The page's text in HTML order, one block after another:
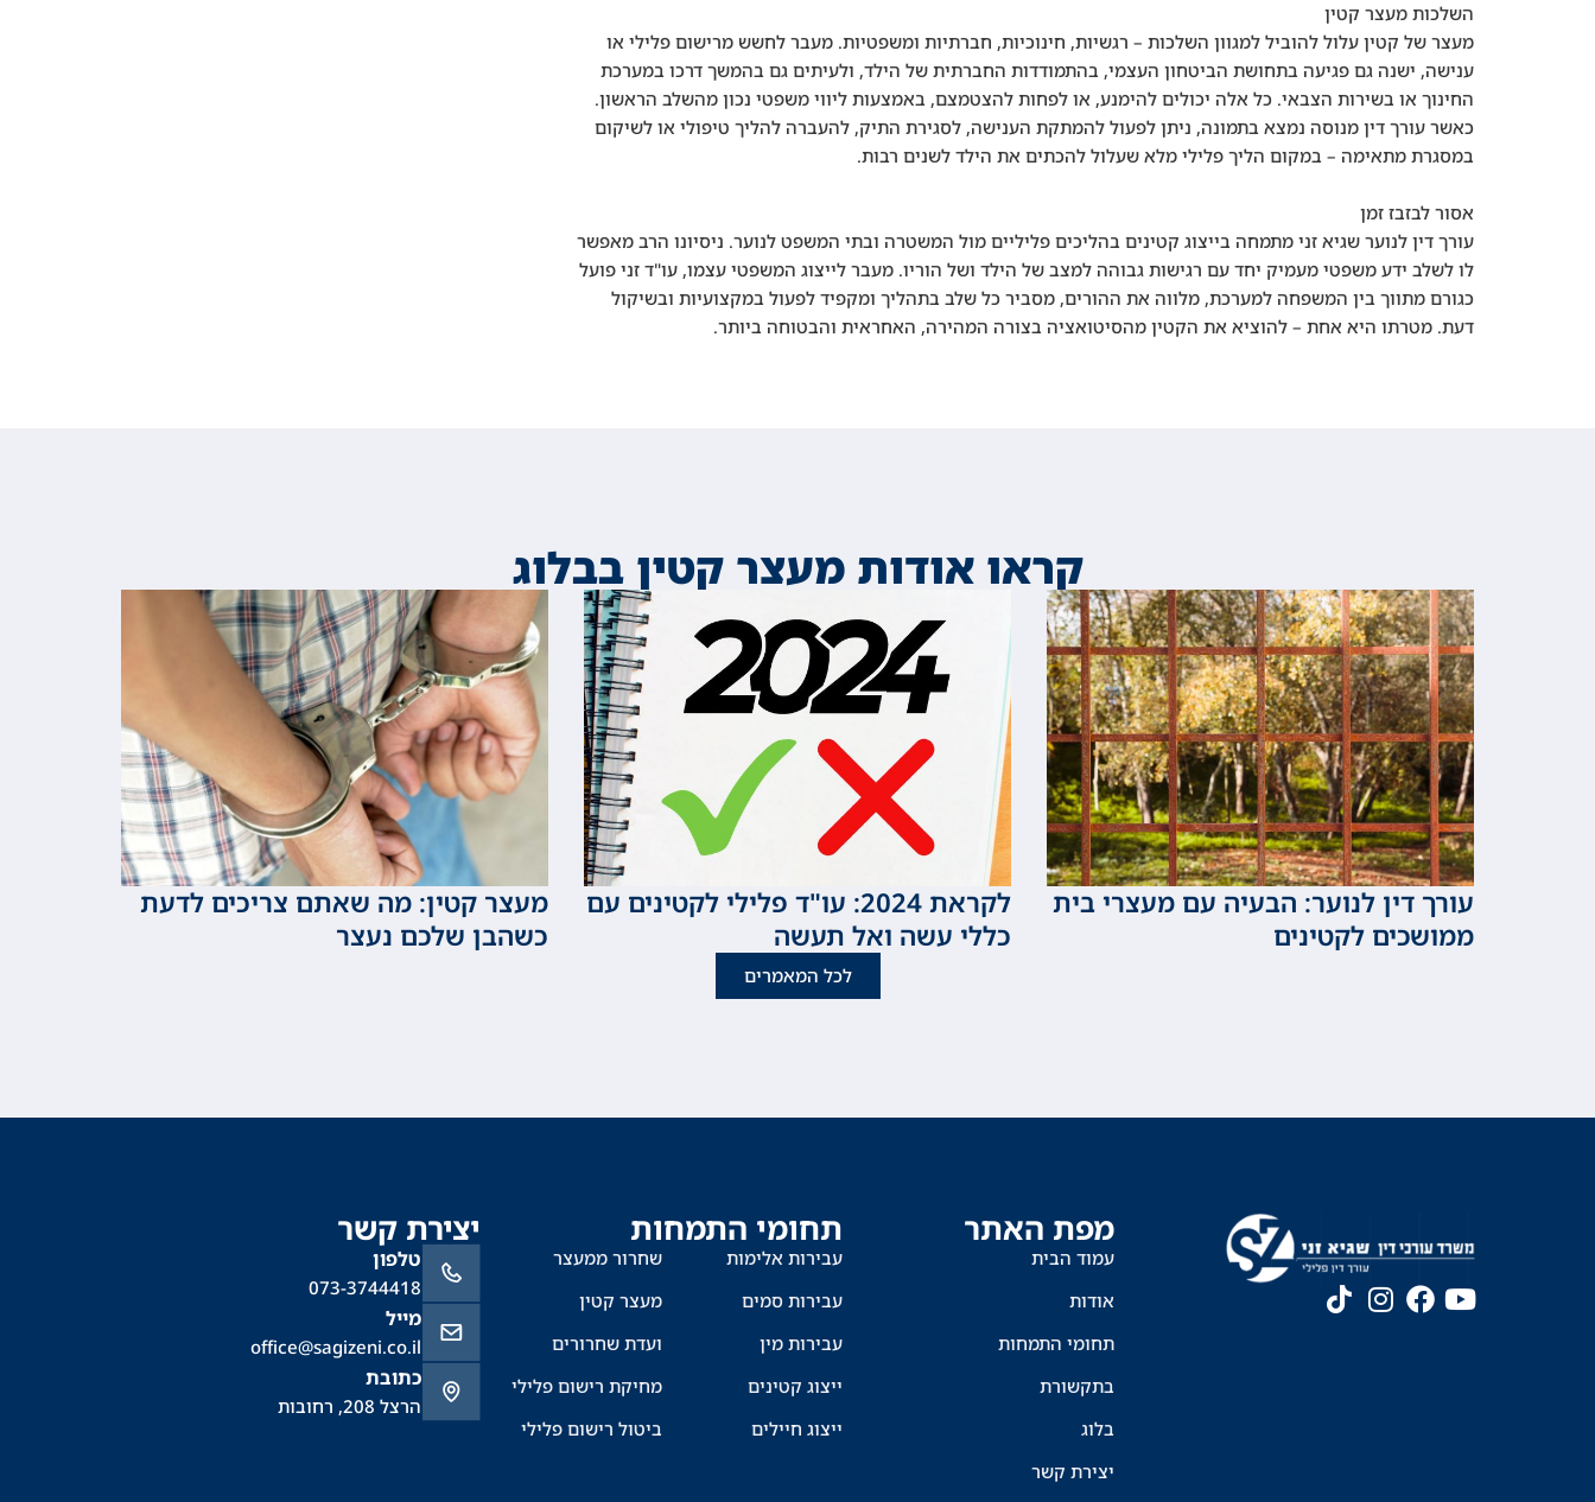
השלכות מעצר קטין
מעצר של קטין עלול להוביל למגוון השלכות – רגשיות, חינוכיות, חברתיות ומשפטיות. מעבר לחשש מרישום פלילי או
ענישה, ישנה גם פגיעה בתחושת הביטחון העצמי, בהתמודדות החברתית של הילד, ולעיתים גם בהמשך דרכו במערכת
החינוך או בשירות הצבאי. כל אלה יכולים להימנע, או לפחות להצטמצם, באמצעות ליווי משפטי נכון מהשלב הראשון.
כאשר עורך דין מנוסה נמצא בתמונה, ניתן לפעול להמתקת הענישה, לסגירת התיק, להעברה להליך טיפולי או לשיקום
במסגרת מתאימה – במקום הליך פלילי מלא שעלול להכתים את הילד לשנים רבות.
אסור לבזבז זמן
עורך דין לנוער שגיא זני מתמחה בייצוג קטינים בהליכים פליליים מול המשטרה ובתי המשפט לנוער. ניסיונו הרב מאפשר
לו לשלב ידע משפטי מעמיק יחד עם רגישות גבוהה למצב של הילד ושל הוריו. מעבר לייצוג המשפטי עצמו, עו"ד זני פועל
כגורם מתווך בין המשפחה למערכת, מלווה את ההורים, מסביר כל שלב בתהליך ומקפיד לפעול במקצועיות ובשיקול
דעת. מטרתו היא אחת – להוציא את הקטין מהסיטואציה בצורה המהירה, האחראית והבטוחה ביותר.
קראו אודות מעצר קטין בבלוג
עורך דין לנוער: הבעיה עם מעצרי בית
ממושכים לקטינים
לקראת 2024: עו"ד פלילי לקטינים עם
כללי עשה ואל תעשה
מעצר קטין: מה שאתם צריכים לדעת
כשהבן שלכם נעצר
לכל המאמרים
מפת האתר
עמוד הבית
אודות
תחומי התמחות
בתקשורת
בלוג
יצירת קשר
תחומי התמחות
עבירות אלימות
עבירות סמים
עבירות מין
ייצוג קטינים
ייצוג חיילים
שחרור ממעצר
מעצר קטין
ועדת שחרורים
מחיקת רישום פלילי
ביטול רישום פלילי
יצירת קשר
טלפון
073-3744418
מייל
office@sagizeni.co.il
כתובת
הרצל 208, רחובות